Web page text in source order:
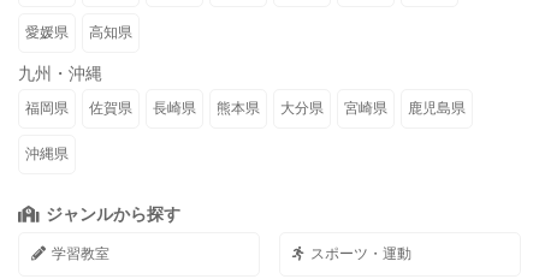
愛媛県 高知県
九州・沖縄
福岡県 佐賀県 長崎県 熊本県 大分県 宮崎県 鹿児島県
沖縄県
ジャンルから探す
学習教室 スポーツ・運動